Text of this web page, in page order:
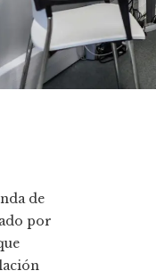
de
por